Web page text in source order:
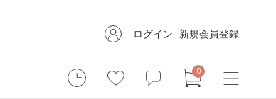
ログイン 新規会員登録
0